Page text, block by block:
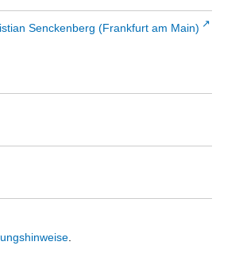
Senckenberg (Frankfurt am Main)